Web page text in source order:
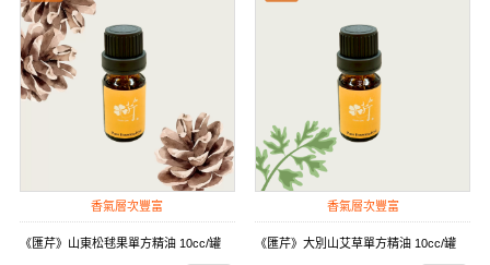
香氣層次豐富
《匯芹》山東松毬果單方精油 10cc/罐
香氣層次豐富
《匯芹》大別山艾草單方精油 10cc/罐